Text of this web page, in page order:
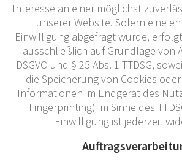
Interesse an einer möglichst
unserer Website. Sofern eine
Einwilligung abgefragt wurde,
ausschließlich auf Grundlage von
DSGVO und § 25 Abs. 1 TTDSG,
die Speicherung von Cookies
Informationen im Endgerät des
Fingerprinting) im Sinne des
Einwilligung ist jederzeit